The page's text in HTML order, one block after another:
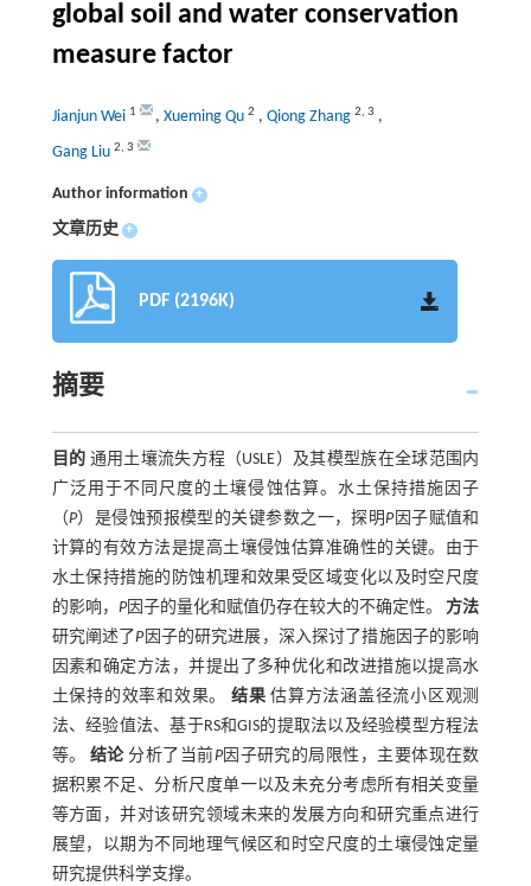
global soil and water conservation
measure factor
Jianjun Wei 1 , Xueming Qu 2 , Qiong Zhang 2, 3 ,
Gang Liu 2, 3
Author information +
文章历史 +
PDF (2196K)
摘要
目的 通用土壤流失方程（USLE）及其模型族在全球范围内
广泛用于不同尺度的土壤侵蚀估算。水土保持措施因子
（P）是侵蚀预报模型的关键参数之一，探明P因子赋值和
计算的有效方法是提高土壤侵蚀估算准确性的关键。由于
水土保持措施的防蚀机理和效果受区域变化以及时空尺度
的影响， P因子的量化和赋值仍存在较大的不确定性。方法
研究阐述了P因子的研究进展，深入探讨了措施因子的影响
因素和确定方法，并提出了多种优化和改进措施以提高水
土保持的效率和效果。 结果 估算方法涵盖径流小区观测
法、经验值法、基于RS和GIS的提取法以及经验模型方程法
等。 结论分析了当前P因子研究的局限性，主要体现在数
据积累不足、分析尺度单一以及未充分考虑所有相关变量
等方面，并对该研究领域未来的发展方向和研究重点进行
展望，以期为不同地理气候区和时空尺度的土壤侵蚀定量
研究提供科学支撑。